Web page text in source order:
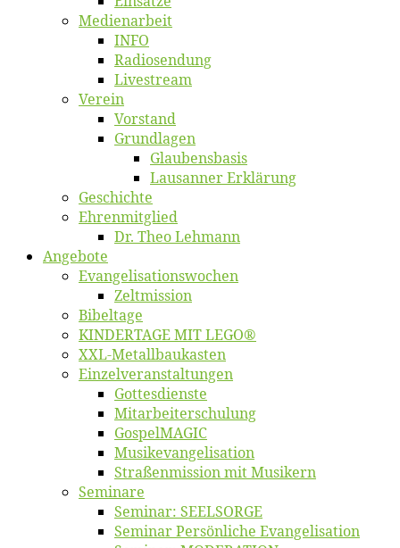
Me­di­en­ar­beit
INFO
Ra­dio­sen­dung
Live­stream
Ver­ein
Vor­stand
Grund­la­gen
Glaubens­ba­sis
Lausan­ner Erklärung
Ge­schich­te
Eh­ren­mit­glied
Dr. Theo Lehmann
An­ge­bo­te
Evangelisa­tions­wo­chen
Zelt­mis­si­on
Bi­bel­ta­ge
KINDERTAGE MIT LEGO®
XXL-Me­­tal­l­­bau­­kas­­ten
Einzelver­an­stal­tungen
Got­tes­diens­te
Mitarbeiter­schulung
Gos­pel­MA­GIC
Musikevan­ge­li­sa­tion
Straßenmis­sion mit Musikern
Se­mi­na­re
Se­mi­nar: SEELSORGE
Se­mi­nar Per­sön­li­che Evangelisation